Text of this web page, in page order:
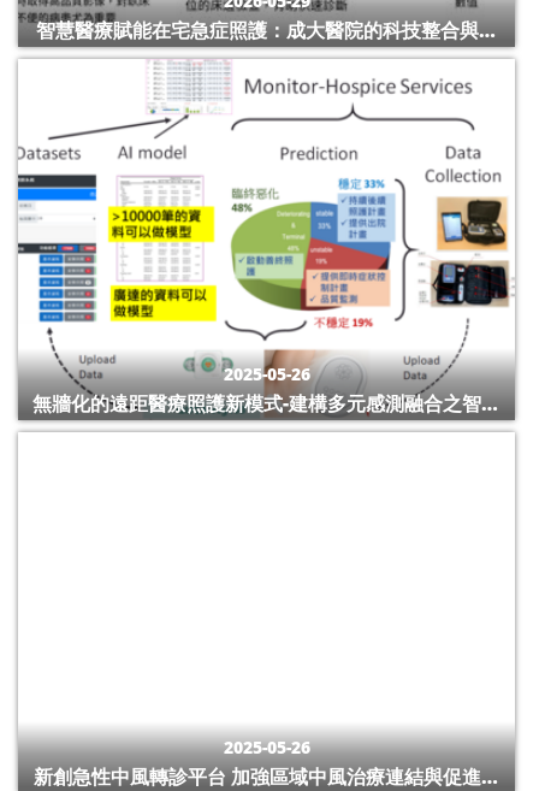
智慧醫療賦能在宅急症照護：成大醫院的科技整合與居
家照護實踐
2025-05-26
無牆化的遠距醫療照護新模式-建構多元感測融合之智慧
安寧照護服務
2025-05-26
新創急性中風轉診平台 加強區域中風治療連結與促進中